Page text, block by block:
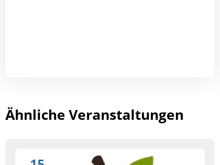
Ähnliche Veranstaltungen